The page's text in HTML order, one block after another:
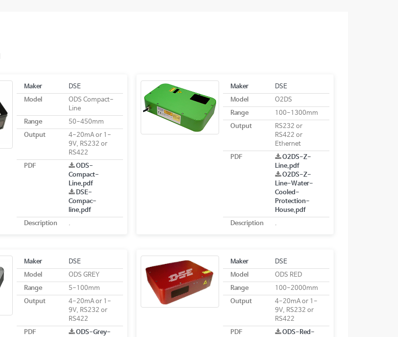
Maker
DSE
Model
ODS Compact-
Line
Range
50-450mm
Output
4-20mA or 1-
9V, RS232 or
RS422
PDF
ODS-
Compact-
Line.pdf
DSE-
Compac-
line.pdf
Description
.
Maker
DSE
Model
O2DS
Range
100-1300mm
Output
RS232 or
RS422 or
Ethernet
PDF
O2DS-Z-
Line.pdf
O2DS-Z-
Line-Water-
Cooled-
Protection-
House.pdf
Description
.
Maker
DSE
Model
ODS GREY
Range
5-100mm
Output
4-20mA or 1-
9V, RS232 or
RS422
PDF
ODS-Grey-
Maker
DSE
Model
ODS RED
Range
100-2000mm
Output
4-20mA or 1-
9V, RS232 or
RS422
PDF
ODS-Red-